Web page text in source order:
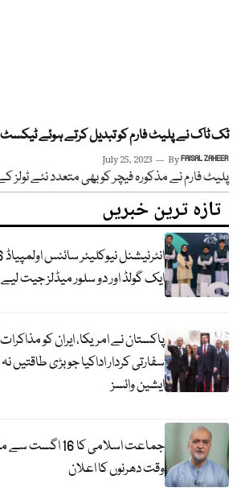
ٹک ٹاک نے پلیٹ فارم کو تبدیل کرتے ہوئے ٹیکسٹ
July 25, 2023 ByFAISAL ZAHEER
پلیٹ فارم نے مذکورہ فیچر کو بھی متعدد نئے
تازہ ترین خبریں
ایک گولڈ اور دو سلور میڈلز جیت لیے
پاکستان نے امریکا، ایران کو
سفارتی کردار اداکیا جو بڑی طاقتیں
ایشین وائسز
جماعت اسلامی کا
وقت دھرنوں کا اعلان